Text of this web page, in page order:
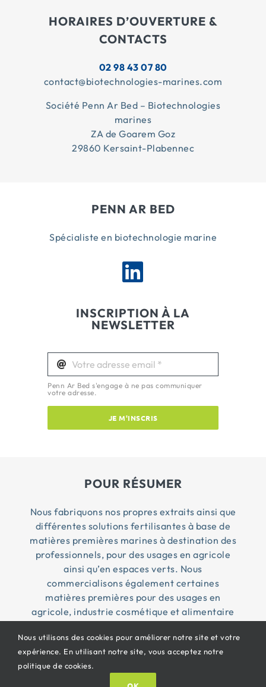
HORAIRES D’OUVERTURE &
CONTACTS
02 98 43 07 80
contact@biotechnologies-marines.com
Société Penn Ar Bed – Biotechnologies
marines
ZA de Goarem Goz
29860 Kersaint-Plabennec
PENN AR BED
Spécialiste en biotechnologie marine
INSCRIPTION À LA
NEWSLETTER
Penn Ar Bed s'engage à ne pas communiquer
votre adresse.
JE M'INSCRIS
POUR RÉSUMER
Nous fabriquons nos propres extraits ainsi que
différentes solutions fertilisantes à base de
matières premières marines à destination des
professionnels, pour des usages en agricole
ainsi qu’en espaces verts. Nous
commercialisons également certaines
matières premières pour des usages en
agricole, industrie cosmétique et alimentaire
© Copyright 2026 Penn Ar Bed ® | Tous droits
Mentions légales
Nous utilisons des cookies pour améliorer notre site et votre
expérience. En utilisant notre site, vous acceptez notre
politique de cookies.